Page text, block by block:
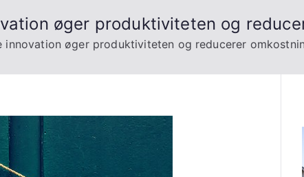
øger produktiviteten og
innovation øger produktiviteten og reducerer